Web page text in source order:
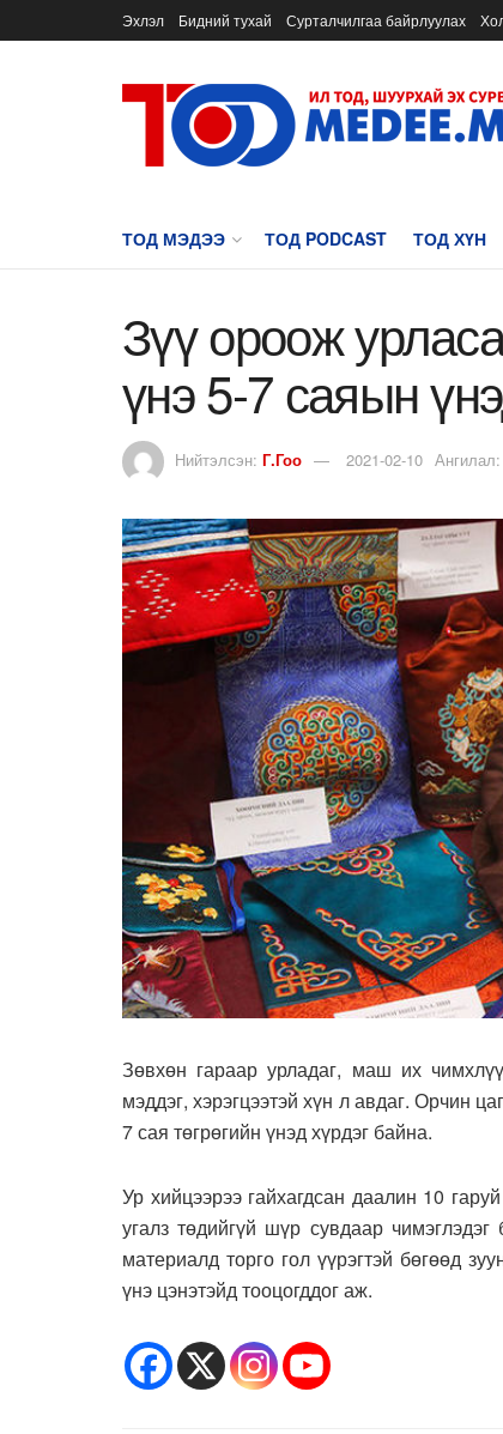
Эхлэл Бидний тухай Сурталчилгаа байрлуулах
ТОД МЭДЭЭ ТОД PODCAST ТОД ХҮН
Зүү ороож
үнэ 5-7 саяын
Нийтэлсэн: Г.Гоо 2021-02-10 Ангилал:
Зөвхөн гараар урладаг, маш их
мэддэг, хэрэгцээтэй хүн л авдаг. Орчин
7 сая төгрөгийн үнэд хүрдэг байна.
Ур хийцээрээ гайхагдсан даалин 10
угалз төдийгүй шүр сувдаар
материалд торго гол үүрэгтэй бөгөөд
үнэ цэнэтэйд тооцогддог аж.